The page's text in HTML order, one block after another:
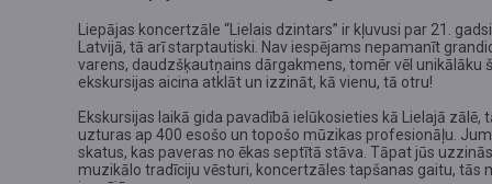
Liepājas koncertzāle “Lielais dzintars” ir kļuvusi par 21.
Latvijā, tā arī starptautiski. Nav iespējams nepamanīt
varens, daudzšķautņains dārgakmens, tomēr vēl unikālāku
ekskursijas aicina atklāt un izzināt, kā vienu, tā otru!
Ekskursijas laikā gida pavadībā ielūkosieties kā Lielajā
uzturas ap 400 esošo un topošo mūzikas profesionāļu.
skatus, kas paveras no ēkas septītā stāva. Tāpat jūs
muzikālo tradīciju vēsturi, koncertzāles tapšanas gaitu,